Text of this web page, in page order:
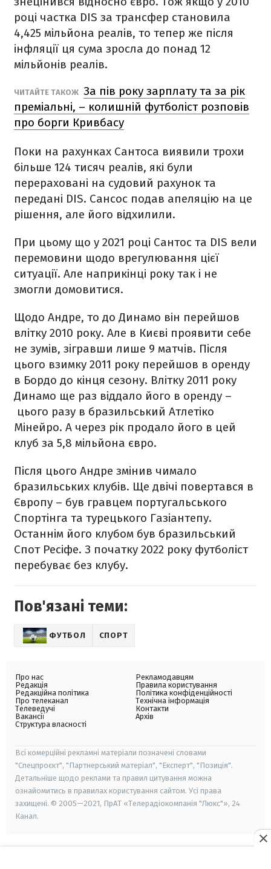
році частка DIS за трансфер становила
4,425 мільйона реалів, то тепер же після
інфляції ця сума зросла до понад 12
мільйонів реалів.
ЧИТАЙТЕ ТАКОЖ За пів року зарплату та за рік
преміальні, – колишній футболіст розповів
про борги Кривбасу
Поки на рахунках Сантоса виявили трохи
більше 124 тисяч реалів, які були
перераховані на судовий рахунок та
передані DIS. Сансос подав апеляцію на це
рішення, але його відхилили.
При цьому що у 2021 році Сантос та DIS вели
перемовини щодо врегулювання цієї
ситуації. Але наприкінці року так і не
змогли домовитися.
Щодо Андре, то до Динамо він перейшов
влітку 2010 року. Але в Києві проявити себе
не зумів, зігравши лише 9 матчів. Після
цього взимку 2011 року перейшов в оренду
в Бордо до кінця сезону. Влітку 2011 року
Динамо ще раз віддало його в оренду –
цього разу в бразильський Атлетіко
Мінейро. А через рік продало його в цей
клуб за 5,8 мільйона євро.
Після цього Андре змінив чимало
бразильських клубів. Ще двічі повертався в
Європу – був гравцем португальського
Спортінга та турецького Газіантепу.
Останнім його клубом був бразильський
Спот Ресіфе. З початку 2022 року футболіст
перебуває без клубу.
Пов'язані теми:
ФУТБОЛ СПОРТ
Про нас
Редакція
Редакційна політика
Про телеканал
Телеведучі
Вакансії
Структура власності
Рекламодавцям
Правила користування
Політика конфіденційності
Технічна інформація
Контакти
Архів
Всі комерційні рекламні матеріали позначені словами
"Спецпроєкт", "Партнерський матеріал", "Експерт", "Позиція".
Детальніше щодо реклами та правил цитування можна
ознайомитись в правилах користування сайтом. Усі права
захищені. © 2005—2021, ПрАТ «Телерадіокомпанія "Люкс"», 24
Канал.